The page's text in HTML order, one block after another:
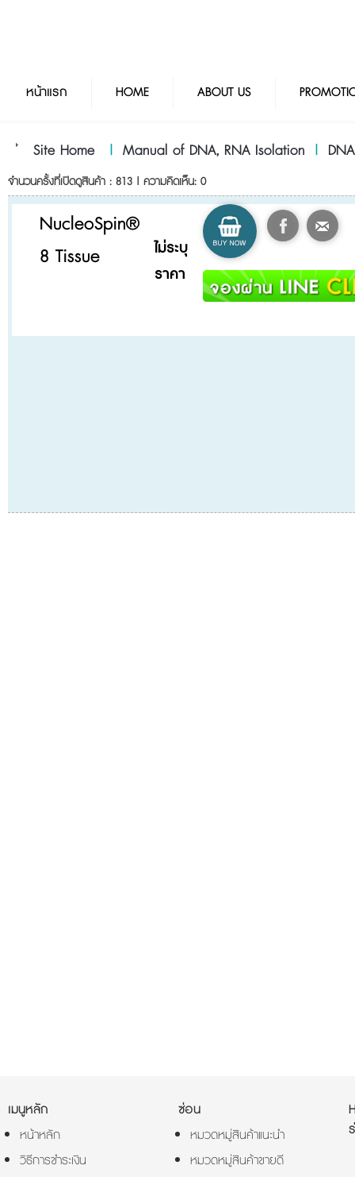
หน้าแรก HOME ABOUT US
Site Home | Manual of DNA, RNA Isolation | DNA
จำนวนครั้งที่เปิดดูสินค้า : 813 | ความคิดเห็น: 0
NucleoSpin®
8 Tissue
ไม่ระบุ
ราคา
เมนูหลัก
หน้าหลัก
วิธีการชำระเงิน
ซ่อน
หมวดหมู่สินค้าแนะนำ
หมวดหมู่สินค้าขายดี